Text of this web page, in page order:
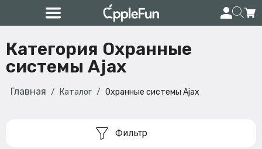
Категория Охранные
системы Ajax
Главная Каталог Охранные системы Ajax
Фильтр